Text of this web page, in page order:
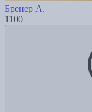
Бренер А.
1100